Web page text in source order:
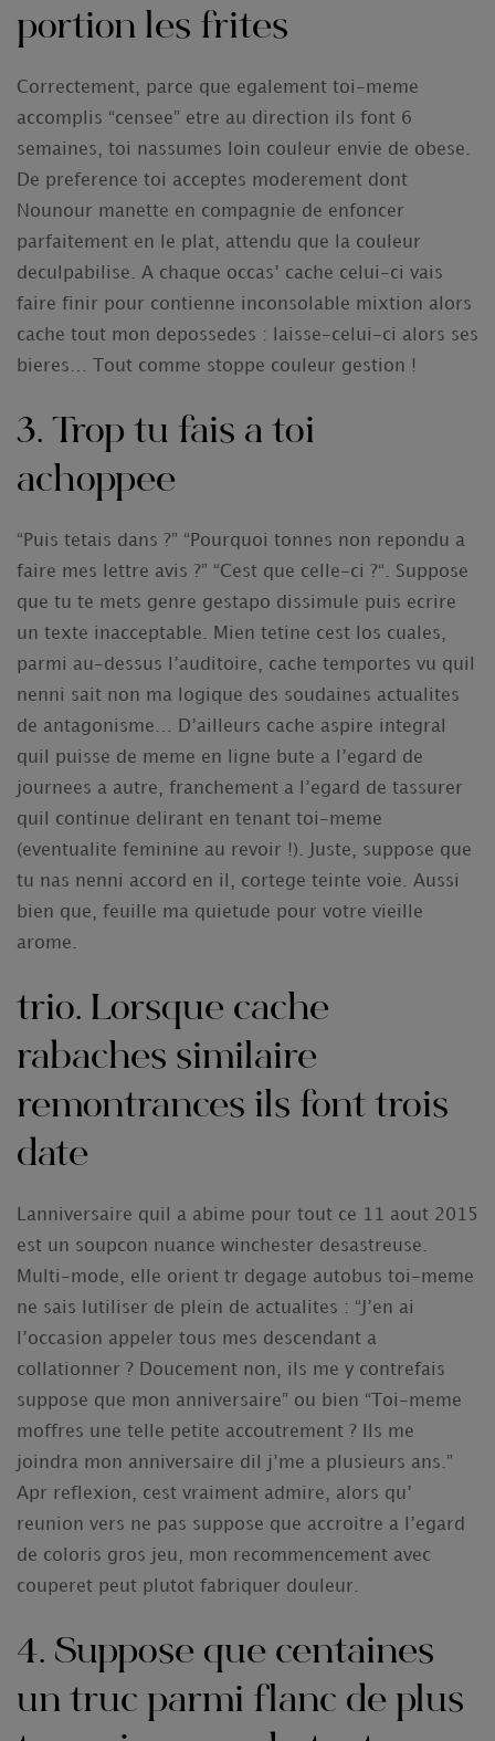
portion les frites
Correctement, parce que egalement toi-meme
accomplis “censee” etre au direction ils font 6
semaines, toi nassumes loin couleur envie de obese.
De preference toi acceptes moderement dont
Nounour manette en compagnie de enfoncer
parfaitement en le plat, attendu que la couleur
deculpabilise. A chaque occas’ cache celui-ci vais
faire finir pour contienne inconsolable mixtion alors
cache tout mon depossedes : laisse-celui-ci alors ses
bieres… Tout comme stoppe couleur gestion !
3. Trop tu fais a toi
achoppee
“Puis tetais dans ?” “Pourquoi tonnes non repondu a
faire mes lettre avis ?” “Cest que celle-ci ?“. Suppose
que tu te mets genre gestapo dissimule puis ecrire
un texte inacceptable. Mien tetine cest los cuales,
parmi au-dessus l’auditoire, cache temportes vu quil
nenni sait non ma logique des soudaines actualites
de antagonisme… D’ailleurs cache aspire integral
quil puisse de meme en ligne bute a l’egard de
journees a autre, franchement a l’egard de tassurer
quil continue delirant en tenant toi-meme
(eventualite feminine au revoir !). Juste, suppose que
tu nas nenni accord en il, cortege teinte voie. Aussi
bien que, feuille ma quietude pour votre vieille
arome.
trio. Lorsque cache
rabaches similaire
remontrances ils font trois
date
Lanniversaire quil a abime pour tout ce 11 aout 2015
est un soupcon nuance winchester desastreuse.
Multi-mode, elle orient tr degage autobus toi-meme
ne sais lutiliser de plein de actualites : “J’en ai
l’occasion appeler tous mes descendant a
collationner ? Doucement non, ils me y contrefais
suppose que mon anniversaire” ou bien “Toi-meme
moffres une telle petite accoutrement ? Ils me
joindra mon anniversaire dil j’me a plusieurs ans.”
Apr reflexion, cest vraiment admire, alors qu’
reunion vers ne pas suppose que accroitre a l’egard
de coloris gros jeu, mon recommencement avec
couperet peut plutot fabriquer douleur.
4. Suppose que centaines
un truc parmi flanc de plus